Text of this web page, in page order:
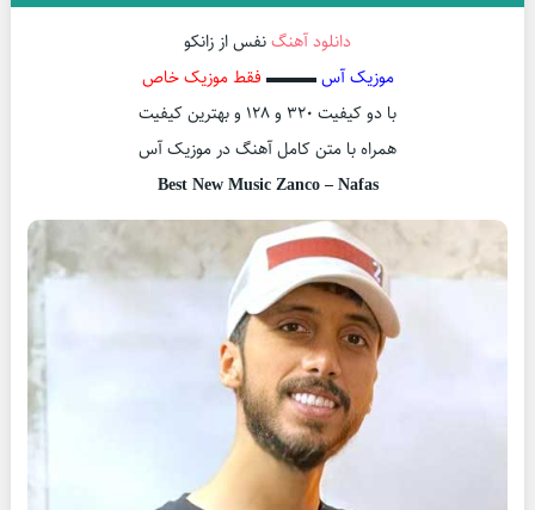
دانلود آهنگنفس از زانکو
موزیک آس▬▬▬ فقط موزیک خاص
با دو کیفیت ۳۲۰ و ۱۲۸ و بهترین کیفیت
همراه با متن کامل آهنگ در موزیک آس
Best New Music Zanco – Nafas